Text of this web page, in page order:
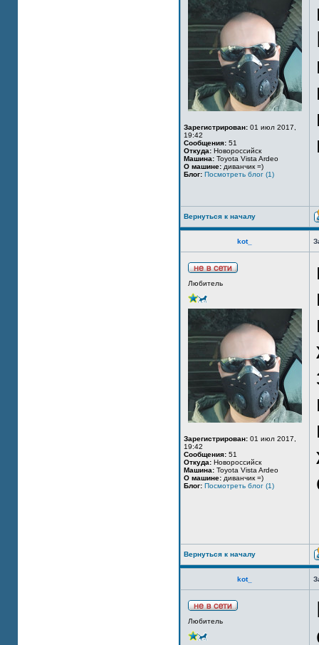
Зарегистрирован: 01 июл 2017,
19:42
Сообщения: 51
Откуда: Новороссийск
Машина: Toyota Vista Ardeo
О машине: диванчик =)
Блог: Посмотреть блог (1)
Вернуться к началу
kot_
Любитель
Зарегистрирован: 01 июл 2017,
19:42
Сообщения: 51
Откуда: Новороссийск
Машина: Toyota Vista Ardeo
О машине: диванчик =)
Блог: Посмотреть блог (1)
Вернуться к началу
kot_
Любитель